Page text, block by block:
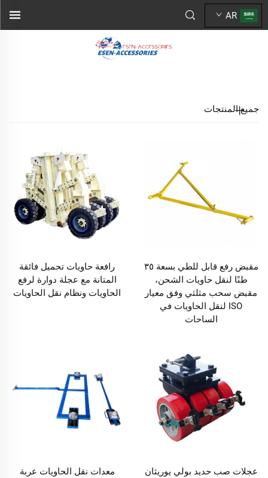
AR
جميع المنتجات
مقبض رفع قابل للطي بسعة ٣٥
طنًا لنقل حاويات الشحن،
مقبض سحب مثلثي وفق معيار
ISO لنقل الحاويات في
الساحات
رافعة حاويات تحميل فائقة
المتانة مع عجلة دوارة لرفع
الحاويات ونظام نقل الحاويات
عجلات صب حديد بولي يوريثان
معدات نقل الحاويات عربة